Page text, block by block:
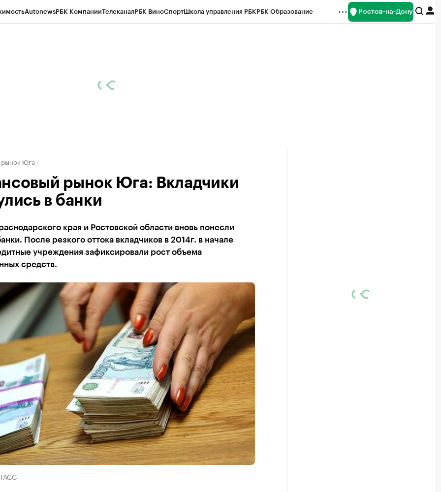
AutonewsРБК КомпанииТелеканалРБК ВиноСпортШкола управления РБКРБК Образование Ростов-на-Дону
Юга
рынок Юга: Вкладчики
в банки
края и Ростовской области вновь понесли
После резкого оттока вкладчиков в 2014г. в начале
учреждения зафиксировали рост объема
средств.